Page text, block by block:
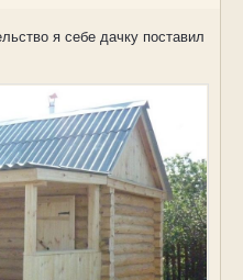
я себе дачку поставил